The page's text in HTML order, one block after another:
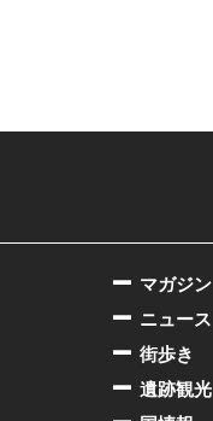
マガジン
ニュース
街歩き
遺跡観光